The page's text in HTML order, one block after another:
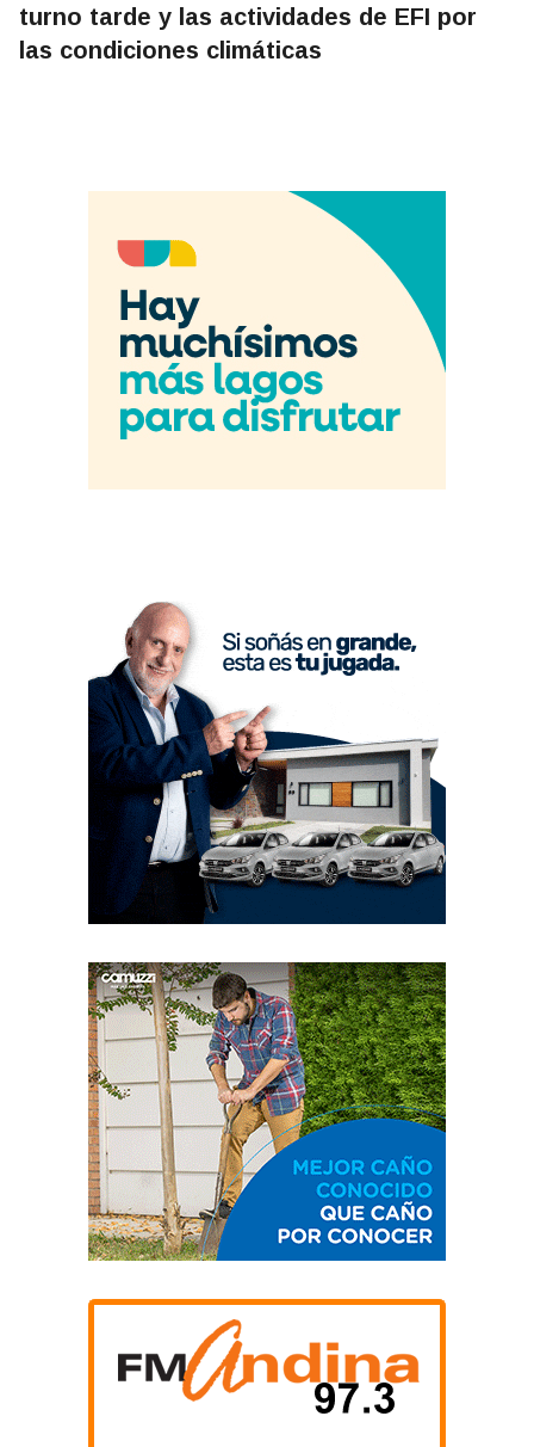
turno tarde y las actividades de EFI por
las condiciones climáticas